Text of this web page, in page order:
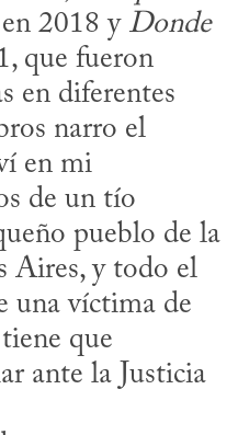
2018 y Donde
que fueron
en diferentes
narro el
en mi
de un tío
pueblo de la
Aires, y todo el
una víctima de
que
ante la Justicia